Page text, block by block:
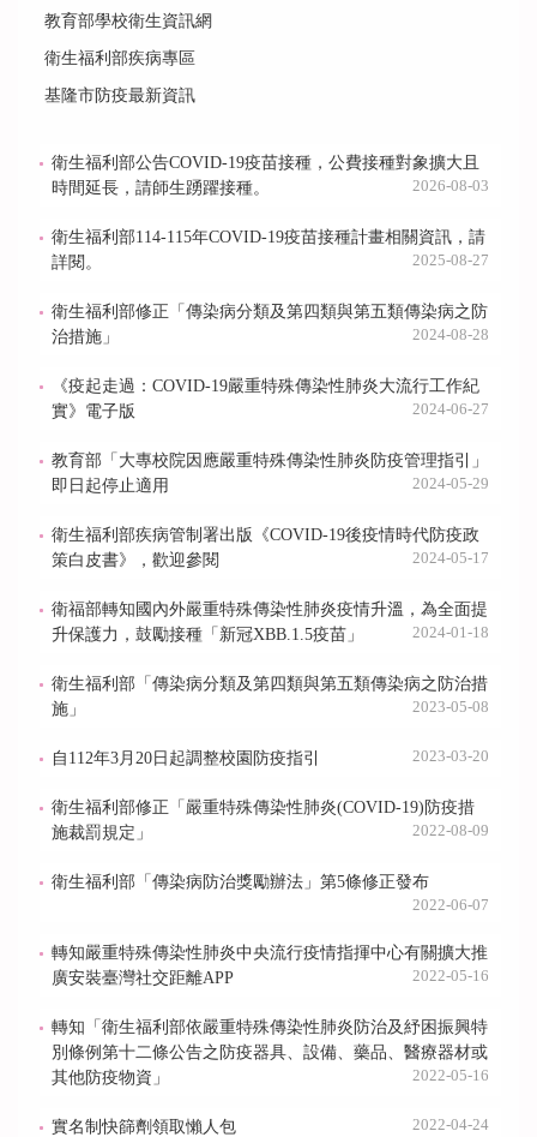
教育部學校衛生資訊網
衛生福利部疾病專區
基隆市防疫最新資訊
衛生福利部公告COVID-19疫苗接種，公費接種對象擴大且
時間延長，請師生踴躍接種。
2026-08-03
衛生福利部114-115年COVID-19疫苗接種計畫相關資訊，請
詳閱。
2025-08-27
衛生福利部修正「傳染病分類及第四類與第五類傳染病之防
治措施」
2024-08-28
《疫起走過：COVID-19嚴重特殊傳染性肺炎大流行工作紀
實》電子版
2024-06-27
教育部「大專校院因應嚴重特殊傳染性肺炎防疫管理指引」
即日起停止適用
2024-05-29
衛生福利部疾病管制署出版《COVID-19後疫情時代防疫政
策白皮書》，歡迎參閱
2024-05-17
衛福部轉知國內外嚴重特殊傳染性肺炎疫情升溫，為全面提
升保護力，鼓勵接種「新冠XBB.1.5疫苗」
2024-01-18
衛生福利部「傳染病分類及第四類與第五類傳染病之防治措
施」
2023-05-08
自112年3月20日起調整校園防疫指引 2023-03-20
衛生福利部修正「嚴重特殊傳染性肺炎(COVID-19)防疫措
施裁罰規定」
2022-08-09
衛生福利部「傳染病防治獎勵辦法」第5條修正發布
2022-06-07
轉知嚴重特殊傳染性肺炎中央流行疫情指揮中心有關擴大推
廣安裝臺灣社交距離APP
2022-05-16
轉知「衛生福利部依嚴重特殊傳染性肺炎防治及紓困振興特
別條例第十二條公告之防疫器具、設備、藥品、醫療器材或
其他防疫物資」
2022-05-16
實名制快篩劑領取懶人包 2022-04-24